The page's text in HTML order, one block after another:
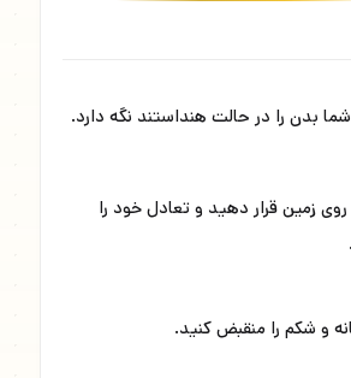
بدن را در حالت هنداستند نگه دارد.
زمین قرار دهید و تعادل خود را
و شکم را منقبض کنید.